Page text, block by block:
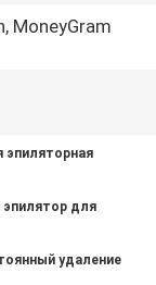
MoneyGram
эпиляторная
для
удаление